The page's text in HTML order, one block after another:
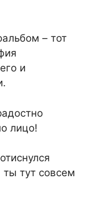
– тот
и
лицо!
тут совсем